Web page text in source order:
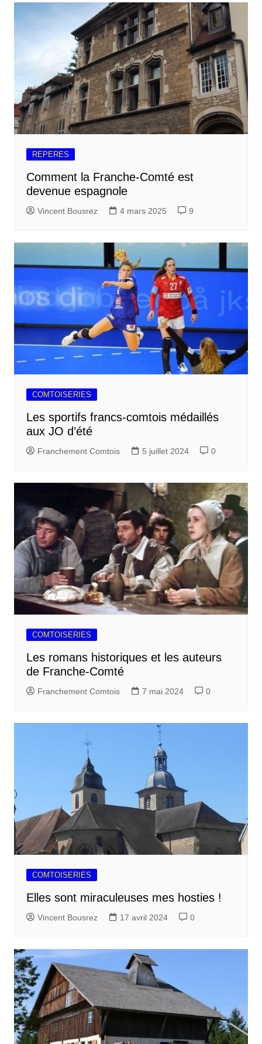
REPERES
Comment la Franche-Comté est
devenue espagnole
Vincent Bousrez 4 mars 2025 9
COMTOISERIES
Les sportifs francs-comtois médaillés
aux JO d’été
Franchement Comtois 5 juillet 2024 0
COMTOISERIES
Les romans historiques et les auteurs
de Franche-Comté
Franchement Comtois 7 mai 2024 0
COMTOISERIES
Elles sont miraculeuses mes hosties !
Vincent Bousrez 17 avril 2024 0